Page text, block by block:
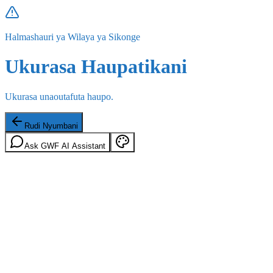
Halmashauri ya Wilaya ya Sikonge
Ukurasa Haupatikani
Ukurasa unaoutafuta haupo.
Rudi Nyumbani
Ask GWF AI Assistant